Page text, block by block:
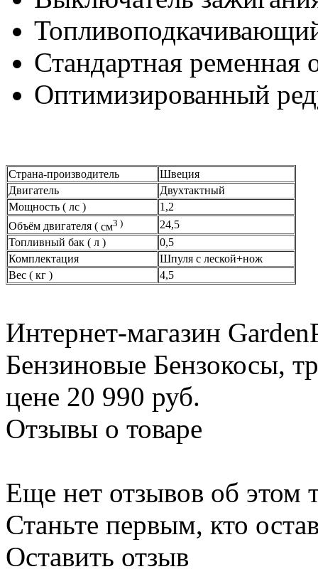
Стандартная ременная
Оптимизированный
Страна-производитель
Швеция
Двигатель
Двухтактный
Мощность ( лс )
1,2
Объём двигателя ( см3 )
24,5
Топливный бак ( л )
0,5
Комплектация
Шпуля с леской+нож
Вес ( кг )
4,5
Интернет-магазин
Бензиновые Бензокосы,
цене 20 990 руб.
Отзывы о товаре
Еще нет отзывов об этом
Станьте первым, кто
Оставить отзыв